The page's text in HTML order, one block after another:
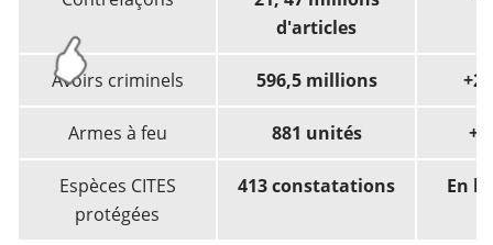
d'articles
Avoirs criminels 596,5 millions
Armes à feu 881 unités
Espèces CITES
protégées
413 constatations En